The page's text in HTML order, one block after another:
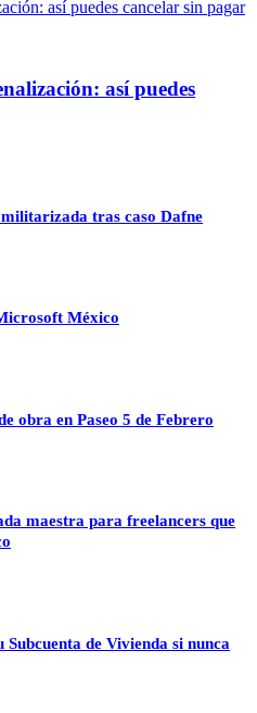
así puedes
tras caso Dafne
México
obra en Paseo 5 de Febrero
maestra para freelancers que
de Vivienda si nunca